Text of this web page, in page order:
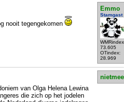
Emmo
Stamgast
73.605
OTindex:
28.969
nooit tegengekomen
van Olga Helena Lewina
die zich op het jodelen